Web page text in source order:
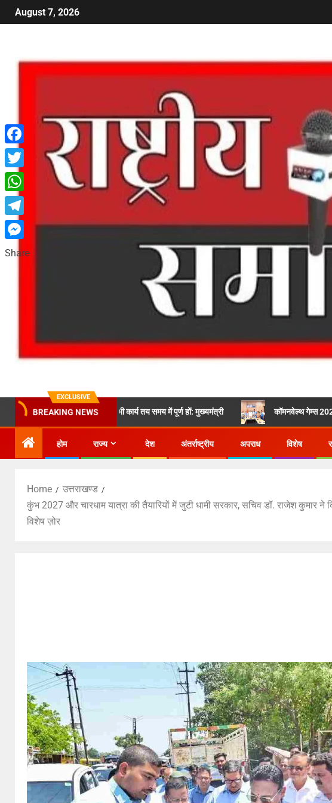
August 7, 2026
EXCLUSIVE
BREAKING NEWS
से कोई समझौता नहीं, सभी कार्य तय समय में पूर्ण हों: मुख्यमंत्री कॉमनवेल्थ गेम्स 2026 के
होम राज्य देश अंतर्राष्ट्रीय अपराध विशेष
Home
उत्तराखण्ड
कुंभ 2027 और चारधाम यात्रा की तैयारियों में जुटी धामी सरकार, सचिव डॉ. राजेश कुमार ने
विशेष ज़ोर
Facebook
Twitter
WhatsApp
Telegram
Messenger
Share